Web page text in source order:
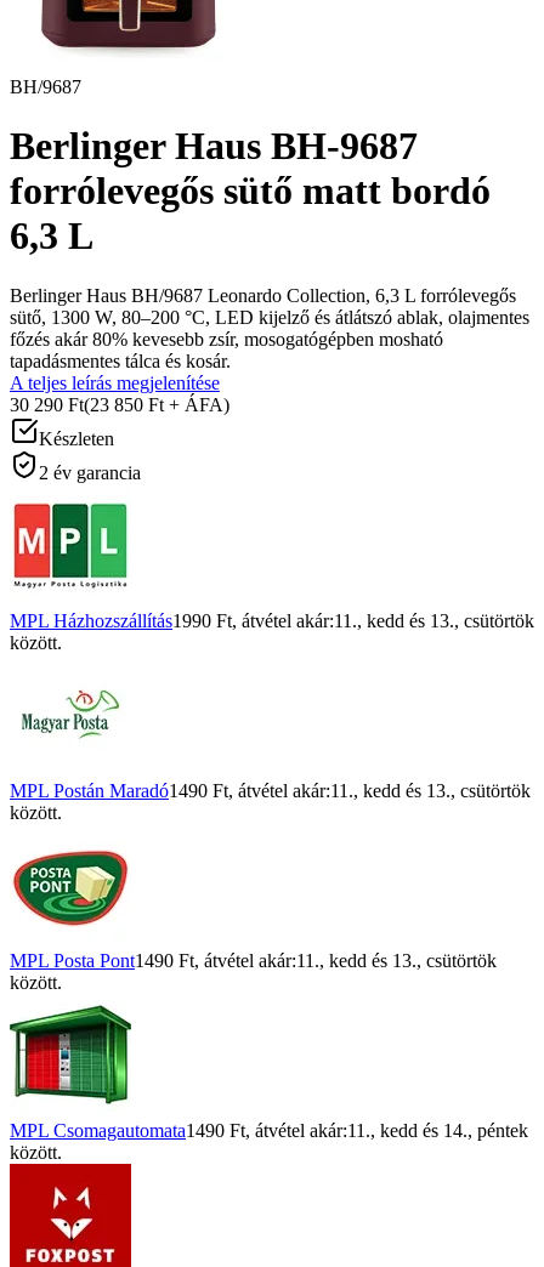
BH/9687
Berlinger Haus BH-9687
forrólevegős sütő matt bordó
6,3 L
Berlinger Haus BH/9687 Leonardo Collection, 6,3 L forrólevegős
sütő, 1300 W, 80–200 °C, LED kijelző és átlátszó ablak, olajmentes
főzés akár 80% kevesebb zsír, mosogatógépben mosható
tapadásmentes tálca és kosár.
A teljes leírás megjelenítése
30 290 Ft(23 850 Ft + ÁFA)
Készleten
2 év garancia
MPL Házhozszállítás1990 Ft, átvétel akár:11., kedd és 13., csütörtök
között.
MPL Postán Maradó1490 Ft, átvétel akár:11., kedd és 13., csütörtök
között.
MPL Posta Pont1490 Ft, átvétel akár:11., kedd és 13., csütörtök
között.
MPL Csomagautomata1490 Ft, átvétel akár:11., kedd és 14., péntek
között.